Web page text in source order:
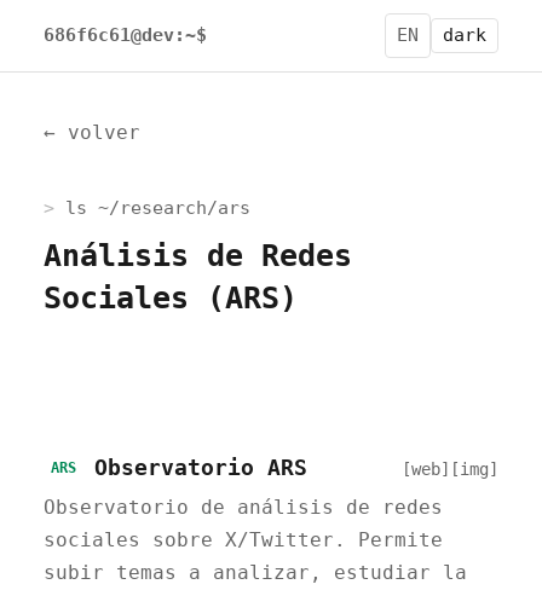
686f6c61@dev:~$ EN dark
← volver
ls ~/research/ars
Análisis de Redes
Sociales (ARS)
ARS Observatorio ARS [web] [img]
Observatorio de análisis de redes
sociales sobre X/Twitter. Permite
subir temas a analizar, estudiar la